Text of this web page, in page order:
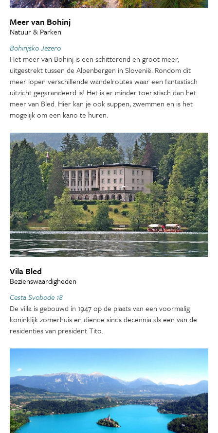
Meer van Bohinj
Natuur & Parken
Bohinjsko Jezero
Het meer van Bohinj is een schitterend en groot meer,
uitgestrekt tussen de Alpenbergen in Slovenië. Rondom dit
meer lopen verschillende wandelroutes waar een fantastisch
uitzicht gegarandeerd is! Het is er minder toeristisch dan het
meer van Bled. Hier kan je ook suppen, zwemmen en is het
mogelijk om een kano te huren.
Vila Bled
Bezienswaardigheden
Cesta Svobode 18
De villa is gebouwd in 1947 op de plaats van een voormalig
koninklijk zomerhuis en diende sinds decennia als een van de
residenties van president Tito.